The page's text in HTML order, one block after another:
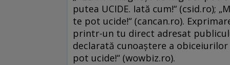
putea UCIDE. Iată cum!“ (csid.ro);
te pot ucide!“ (cancan.ro).
printr-un tu direct adresat
declarată cunoaştere a
pot ucide!“ (wowbiz.ro).